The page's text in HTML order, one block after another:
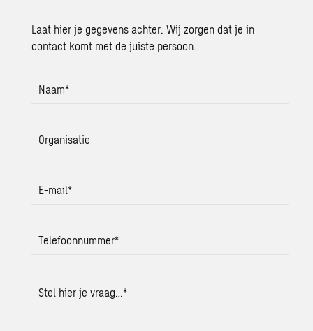
Laat hier je gegevens achter. Wij zorgen dat je in
contact komt met de juiste persoon.
Naam*
Organisatie
E-mail*
Telefoonnummer*
Stel hier je vraag…*